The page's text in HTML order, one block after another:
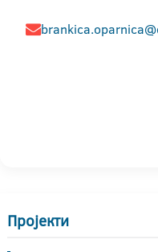
Пројекти